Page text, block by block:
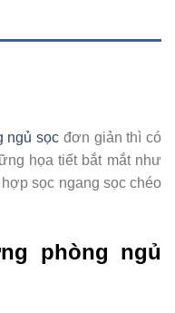
ngủ sọc đơn giản thì có
họa tiết bắt mắt như
sọc ngang sọc chéo
phòng ngủ